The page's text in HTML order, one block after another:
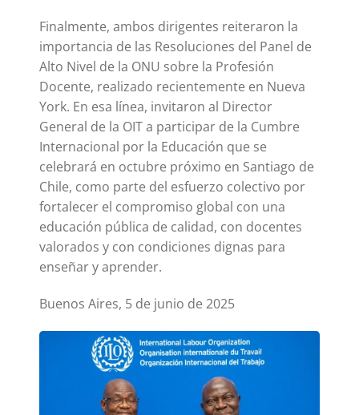
Finalmente, ambos dirigentes reiteraron la
importancia de las Resoluciones del Panel de
Alto Nivel de la ONU sobre la Profesión
Docente, realizado recientemente en Nueva
York. En esa línea, invitaron al Director
General de la OIT a participar de la Cumbre
Internacional por la Educación que se
celebrará en octubre próximo en Santiago de
Chile, como parte del esfuerzo colectivo por
fortalecer el compromiso global con una
educación pública de calidad, con docentes
valorados y con condiciones dignas para
enseñar y aprender.
Buenos Aires, 5 de junio de 2025